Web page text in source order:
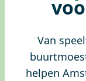
Van
helpen